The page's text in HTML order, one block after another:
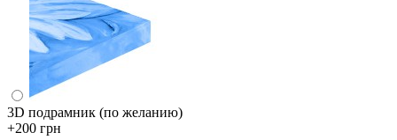
3D подрамник (по желанию)
+200 грн